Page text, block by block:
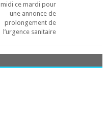
midi ce mardi pour
une annonce de
prolongement de
l’urgence sanitaire